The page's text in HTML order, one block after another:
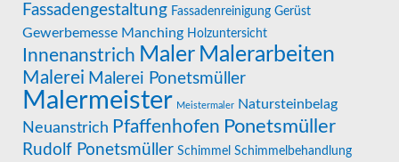
Fassadengestaltung Fassadenreinigung Gerüst
Gewerbemesse Manching Holzuntersicht
Innenanstrich Maler Malerarbeiten
Malerei Malerei Ponetsmüller
Malermeister Meistermaler Natursteinbelag
Neuanstrich Pfaffenhofen Ponetsmüller
Rudolf Ponetsmüller Schimmel Schimmelbehandlung